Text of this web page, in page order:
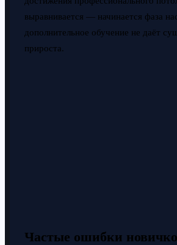
выравнивается — начинается фаза
дополнительное обучение не даёт
прироста.
Частые ошибки